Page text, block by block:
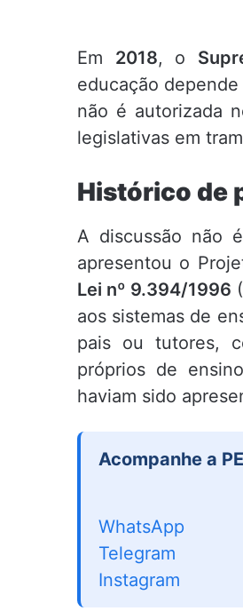
Em 2018, o
educação
não é autorizada
legislativas em
Histórico de
A discussão não
apresentou o
Lei nº 9.394/1996
aos sistemas de
pais ou tutores,
próprios de
haviam sido
Acompanhe a
WhatsApp
Telegram
Instagram